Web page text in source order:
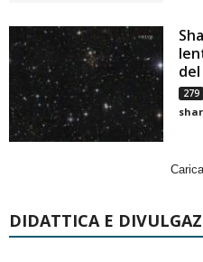
279
DIDATTICA E